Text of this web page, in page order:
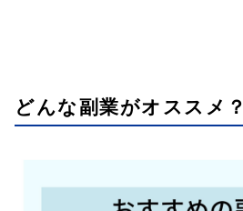
どんな副業がオススメ？